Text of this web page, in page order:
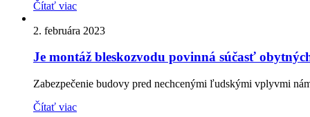
Čítať viac
2. februára 2023
Je montáž bleskozvodu povinná súčasť
Zabezpečenie budovy pred nechcenými ľudskými vplyvmi
Čítať viac